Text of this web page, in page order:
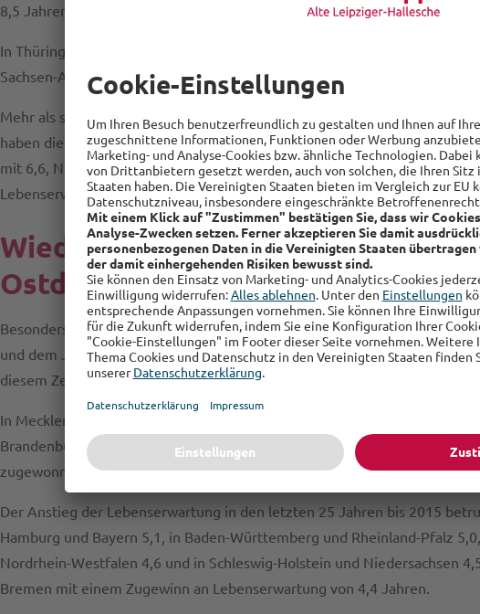
8,5 Jahren und Mecklenburg-Vorpommern mit 8,2 Jahren.
In Thüringen ist die Lebenserwartung im gleichen Zeitraum um 7,7, in
Sachsen-Anhalt um 7,2, in Bayern um 7,1 und in Rheinland-Pfalz um 7,0
Mehr als sechs Lebensjahre bei der durchschnittlichen Lebenserwartung
haben die Bundesländer Saarland mit 6,9, Baden-Württemberg und
mit 6,6, Niedersachsen mit 6,4 und Schleswig-Holstein mit 6,2 Jahren.
Lebenserwartung in den 33 Jahren bei Geburt „nur“ um 5,9 Jahre zu.
Wiedervereinigung schiebt
Ostdeutschland an
Besonders auffällig ist die Entwicklung der Lebenserwartung in den
und dem Jahr 2015. Den höchsten Zuwachs bei der durchschnittlichen
diesem Zeitraum alle ostdeutschen Bundesländer.
In Mecklenburg-Vorpommern kam es zum höchsten Anstieg, nämlich um
Brandenburg mit 7,7, Sachsen mit 7,0, Thüringen mit 6,9 und Sachsen-
zugewonnener Lebenserwartung.
Der Anstieg der Lebenserwartung in den letzten 25 Jahren bis 2015
Hamburg und Bayern 5,1, in Baden-Württemberg und Rheinland-Pfalz
Nordrhein-Westfalen 4,6 und in Schleswig-Holstein und Niedersachsen
Bremen mit einem Zugewinn an Lebenserwartung von 4,4 Jahren.